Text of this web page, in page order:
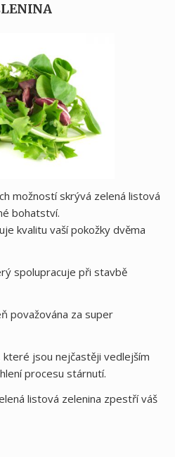
možností skrývá zelená listová
bohatství.
kvalitu vaší pokožky dvěma
spolupracuje při stavbě
považována za super
jsou nejčastěji vedlejším
procesu stárnutí.
listová zelenina zpestří váš